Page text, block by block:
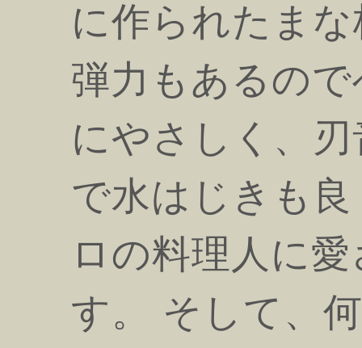
に作られたま
弾力もあるの
にやさしく、
で水はじきも
ロの料理人に
す。 そして、